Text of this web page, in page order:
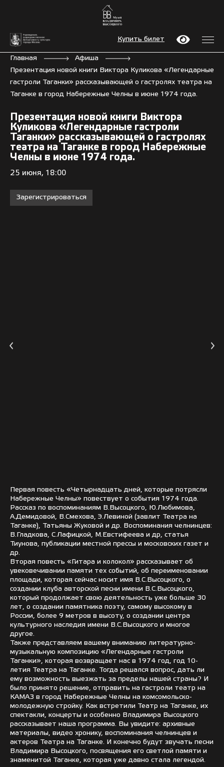
Купить билет
Главная
Афиша
Презентация новой книги Виктора Куликова «Легендарные
гастроли Таганки» рассказывающей о гастролях театра на
Таганке в город Набережные Челны в июне 1974 года.
Презентация новой книги Виктора
Куликова «Легендарные гастроли
Таганки» рассказывающей о гастролях
театра на Таганке в город Набережные
Челны в июне 1974 года.
25 июня, 18:00
Зарегистрироваться
Первая повесть «Четырнадцать дней, которые потрясли
Набережные Челны» повествует о события 1974 года.
Рассказ по воспоминаниям В.Высоцкого, Ю.Любимова,
А.Демидовой, В.Смехова, Э.Левиной (завлит Театра на
Таганке), Татьяны Жуковой и др. Воспоминания челнинцев:
В.Гладкова, С.Лафицкой, М.Евстифеева и др, статья
Тиунова, публикации местной прессы и московских газет и
др.
Вторая повесть «Гитара и колокол» рассказывает об
увековечивании памяти тех событий, об переименовании
площади, которая сейчас носит имя В.С.Высоцкого, о
создании клуба авторской песни имени В.С.Высоцкого,
который продолжает свою деятельность уже больше 30
лет, о создании памятника поэту, самому высокому в
России, более 9 метров в высоту, о создании центра
культурного наследия имени В.С.Высоцкого и многое
другое.
Также представляем вашему вниманию литературно-
музыкальную композицию «Легендарные гастроли
Таганки», которая возвращает нас в 1974 год, год 10-
летия Театра на Таганке. Тогда решался вопрос, дать ли
ему возможность выезжать за пределы нашей страны? И
было принято решение, отправить на гастроли театр на
КАМАЗ в город Набережные Челны на комсомольско-
молодежную стройку. Как встретили Театр на Таганке, их
спектакли, концерты и особенно Владимира Высоцкого
рассказывает наша программа. Вы увидите: архивные
материалы, видео хронику, воспоминания челнинцев и
актеров Театра на Таганке. И конечно будут звучать песни
Владимира Высоцкого, посвящения его светлой памяти и
знаменитой Таганке, которая уже давно стала легендой.